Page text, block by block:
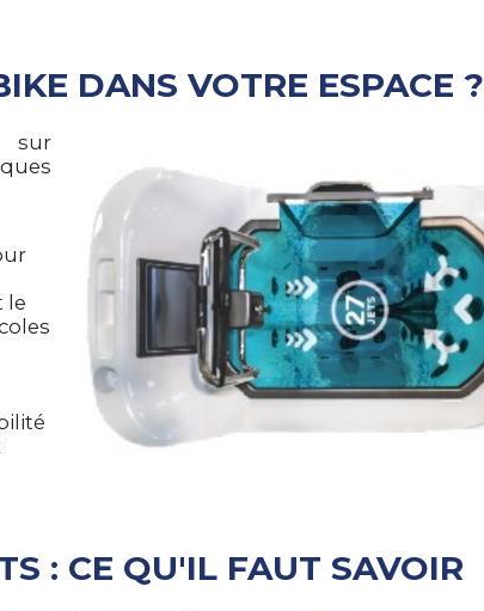
DANS VOTRE ESPACE ?
sur
le
: CE QU'IL FAUT SAVOIR